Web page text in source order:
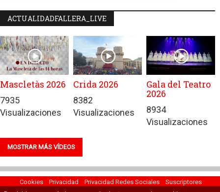
ACTUALIDADFALLERA_LIVE
Mascletàs 2026
7935
Visualizaciones
Crida 2026
8382
Visualizaciones
Gala del Teatro
2026
8934
Visualizaciones
MOSTRAR MÁS VÍDEOS
Cookies Privacidad Privacidad Redes Sociales
Suscriptores